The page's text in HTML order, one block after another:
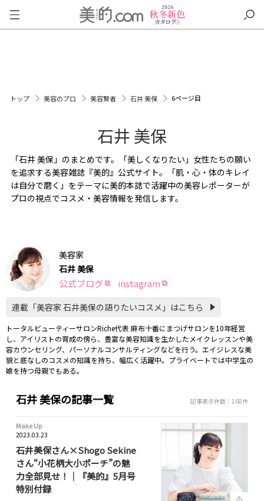
トップ 美容のプロ 美容賢者 石井 美保 6ページ目
石井 美保
「石井 美保」のまとめです。「美しくなりたい」女性たちの願い
を追求する美容雑誌『美的』公式サイト。「肌・心・体のキレイ
は自分で磨く」をテーマに美的本誌で活躍中の美容レポーターが
プロの視点でコスメ・美容情報を発信します。
美容家
石井 美保
公式ブログ instagram
連載「美容家 石井美保の語りたいコスメ」はこちら
トータルビューティーサロンRiche代表 麻布十番にまつげサロンを10年経営
し、アイリストの育成の傍ら、豊富な美容知識を生かしたメイクレッスンや美
容カウンセリング、パーソナルコンサルティングなどを行う。エイジレスな美
貌と底なしのコスメの知識を持ち、幅広く活躍中。プライベートでは中学生の
娘を持つ母親でもある。
石井 美保の記事一覧 記事表示件数：168件
Make Up
2023.03.23
石井美保さん×Shogo Sekine
さん“小花柄大小ポーチ”の魅
力全部見せ！｜『美的』5月号
特別付録